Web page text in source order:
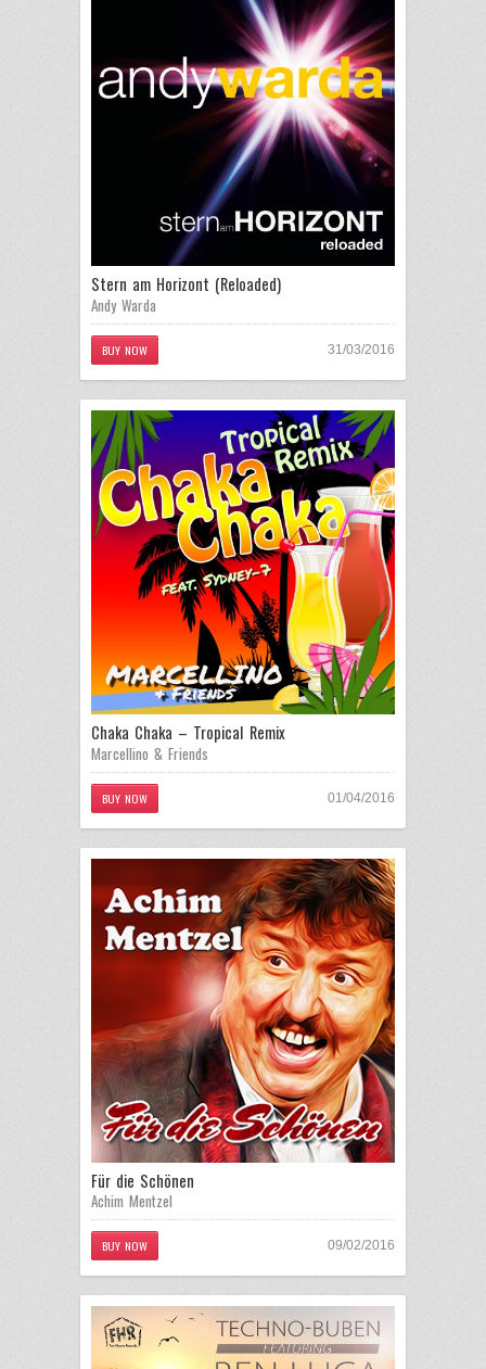
Stern am Horizont (Reloaded)
Andy Warda
BUY NOW 31/03/2016
Chaka Chaka – Tropical Remix
Marcellino & Friends
BUY NOW 01/04/2016
Für die Schönen
Achim Mentzel
BUY NOW 09/02/2016